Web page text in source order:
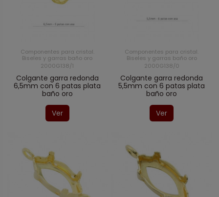
Componentes para cristal.
Biseles y garras baño oro
2000G138/1
Colgante garra redonda
6,5mm con 6 patas plata
baño oro
Ver
Componentes para cristal.
Biseles y garras baño oro
2000G138/0
Colgante garra redonda
5,5mm con 6 patas plata
baño oro
Ver